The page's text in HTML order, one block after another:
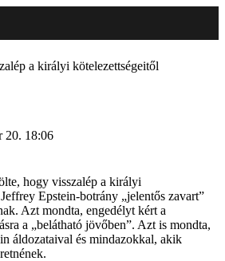
a királyi kötelezettségeitől
20. 18:06
hogy visszalép a királyi
Epstein-botrány „jelentős zavart”
Azt mondta, engedélyt kért a
a „belátható jövőben”. Azt is mondta,
áldozataival és mindazokkal, akik